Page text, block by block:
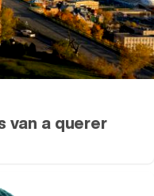
van a querer